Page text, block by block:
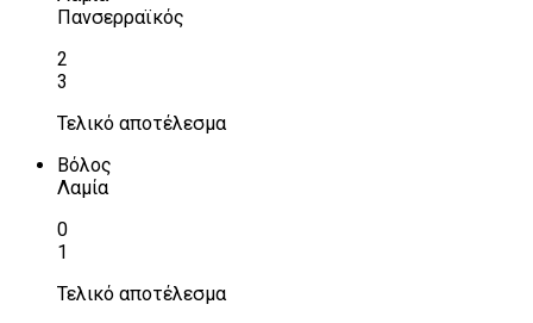
Πανσερραϊκός
2
3
Τελικό αποτέλεσμα
Βόλος
Λαμία
0
1
Τελικό αποτέλεσμα